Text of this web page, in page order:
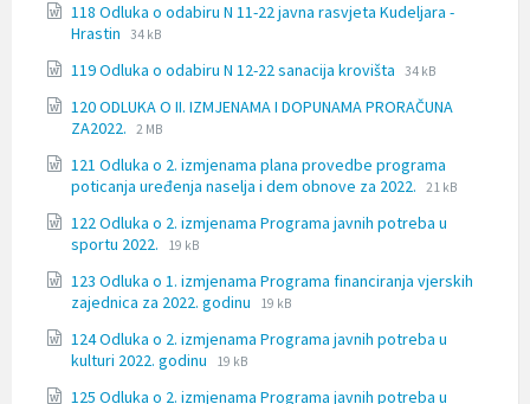
docx
118 Odluka o odabiru N 11-22 javna rasvjeta Kudeljara -
Hrastin File
docx
File
34 kB
119 Odluka o odabiru N 12-22 sanacija krovišta File
docx
File
34 kB
120 ODLUKA O II. IZMJENAMA I DOPUNAMA PRORAČUNA
ZA2022. File
doc
File
2 MB
121 Odluka o 2. izmjenama plana provedbe programa
poticanja uređenja naselja i dem obnove za 2022. File
docx
File
21 kB
122 Odluka o 2. izmjenama Programa javnih potreba u
sportu 2022.
File
docx
File
19 kB
123 Odluka o 1. izmjenama Programa financiranja vjerskih
zajednica za 2022. godinu
File
docx
File
19 kB
124 Odluka o 2. izmjenama Programa javnih potreba u
kulturi 2022. godinu
File
File
19 kB
125 Odluka o 2. izmjenama Programa javnih potreba u